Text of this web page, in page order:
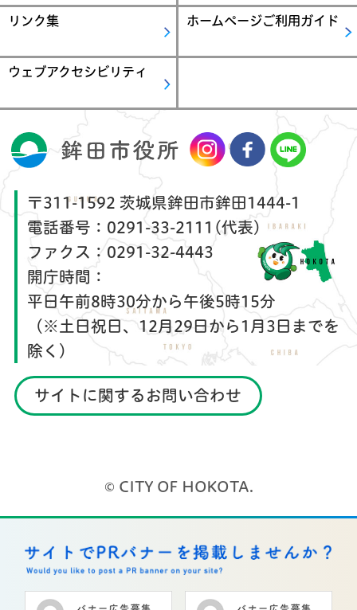
リンク集 ホームページご利用ガイド
ウェブアクセシビリティ
〒311-1592 茨城県鉾田市鉾田1444-1
電話番号： 0291-33-2111(代表)
ファクス： 0291-32-4443
開庁時間：
平日午前8時30分から午後5時15分
（※土日祝日、12月29日から1月3日までを
除く）
サイトに関するお問い合わせ
© CITY OF HOKOTA.